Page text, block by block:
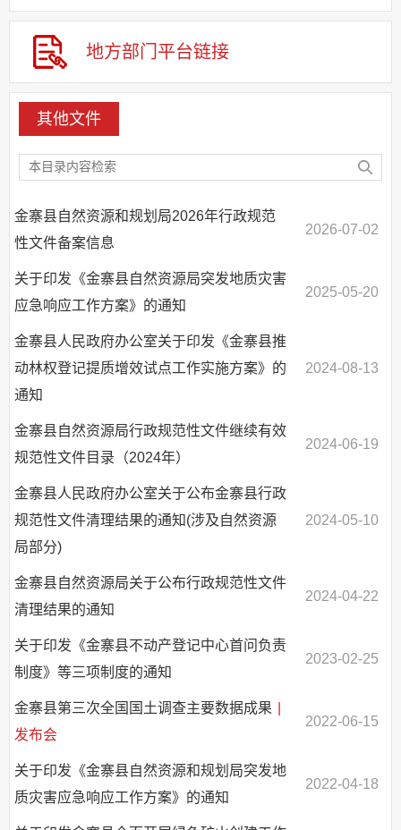
监督保障
其他法定信息
基层重点领域信息公开
地方部门 平台链接
其他文件
金寨县自然资源和规划局2026年行政规范
性文件备案信息
2026-07-02
关于印发《金寨县自然资源局突发地质灾害
应急响应工作方案》的通知
2025-05-20
金寨县人民政府办公室关于印发《金寨县推
动林权登记提质增效试点工作实施方案》的
通知
2024-08-13
金寨县自然资源局行政规范性文件继续有效
规范性文件目录（2024年）
2024-06-19
金寨县人民政府办公室关于公布金寨县行政
规范性文件清理结果的通知(涉及自然资源
局部分)
2024-05-10
金寨县自然资源局关于公布行政规范性文件
清理结果的通知
2024-04-22
关于印发《金寨县不动产登记中心首问负责
制度》等三项制度的通知
2023-02-25
金寨县第三次全国国土调查主要数据成果
发布会
2022-06-15
关于印发《金寨县自然资源和规划局突发地
质灾害应急响应工作方案》的通知
2022-04-18